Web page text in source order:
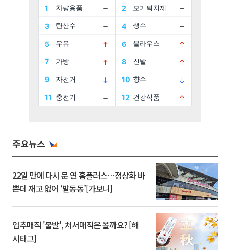
주요뉴스
22일 만에 다시 문 연 홈플러스…정상화 바
쁜데 재고 없어 ‘발동동’[가보니]
입추매직 '불발', 처서매직은 올까요? [해
시태그]